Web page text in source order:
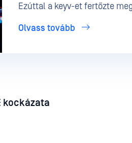
Ezúttal a keyv-et fertőzte
amely több millió buildben
Olvass tovább
kockázata